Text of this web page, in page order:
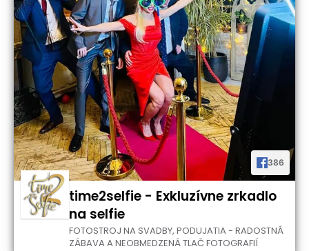
386
time2selfie - Exkluzívne zrkadlo
na selfie
FOTOSTROJ NA SVADBY, PODUJATIA - RADOSTNÁ
ZÁBAVA A NEOBMEDZENÁ TLAČ FOTOGRAFIÍ